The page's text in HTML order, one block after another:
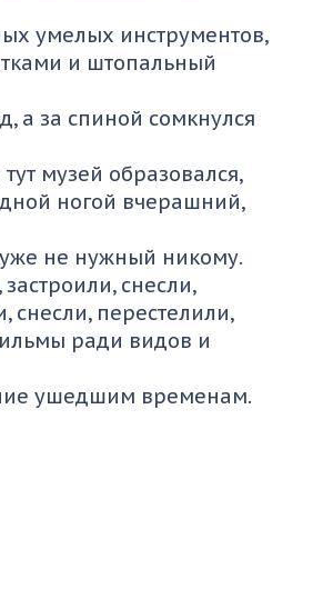
умелых инструментов,
и штопальный
а за спиной сомкнулся
музей образовался,
ногой вчерашний,
не нужный никому.
снесли,
снесли, перестелили,
ради видов и
ушедшим временам.